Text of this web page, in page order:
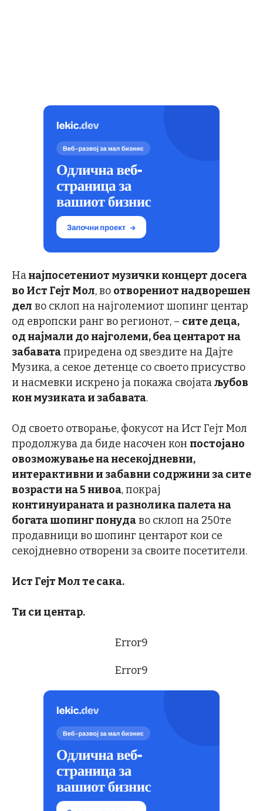
Нанајпосетениот музички концерт досега
во Ист Гејт Мол, во отворениот надворешен
дел во склоп на најголемиот шопинг центар
од европски ранг во регионот, – сите деца,
од најмали до најголеми, беа центарот на
забаватаприредена од ѕвездите на Дајте
Музика, а секое детенце со своето присуство
и насмевки искрено ја покажа својатаљубов
кон музиката и забавата.
Од своето отворање, фокусот на Ист Гејт Мол
продолжува да биде насочен кон постојано
овозможување на несекојдневни,
интерактивни и забавни содржини за сите
возрасти на 5 нивоа, покрај
континуираната и разнолика палета на
богата шопинг понудаво склоп на 250те
продавници во шопинг центарот кои се
секојдневно отворени за своите посетители.
Ист Гејт Мол те сака.
Ти си центар.
Error9
Error9